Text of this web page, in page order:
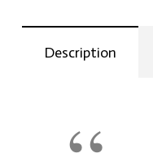
avec
calligraphie
Description